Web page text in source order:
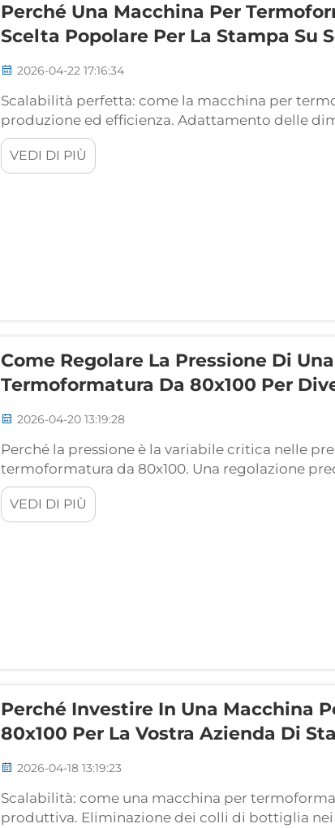
Perché Una Macchina Per
Scelta Popolare Per La Stampa Su
2026-04-22 17:16:34
Scalabilità perfetta: come la macchina per
produzione ed efficienza. Adattamento delle
produzione su scala media e alla capacità
termoformatura da 80x100 garantisce una
producono 100...
VEDI DI PIÙ
Come Regolare La Pressione Di
Termoformatura Da 80x100 Per
2026-04-20 13:19:28
Perché la pressione è la variabile critica nelle
termoformatura da 80x100. Una regolazione
l’adesione del trasferimento, l’integrità del
macchina per termoformatura da 80x100. A
tempo—che...
VEDI DI PIÙ
Perché Investire In Una Macchina
80x100 Per La Vostra Azienda Di
2026-04-18 13:19:23
Scalabilità: come una macchina per
produttiva. Eliminazione dei colli di bottiglia